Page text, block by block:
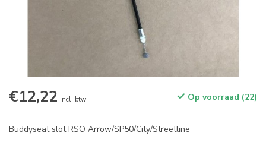
€12,22 Incl. btw Op voorraad (22)
Buddyseat slot RSO Arrow/SP50/City/Streetline